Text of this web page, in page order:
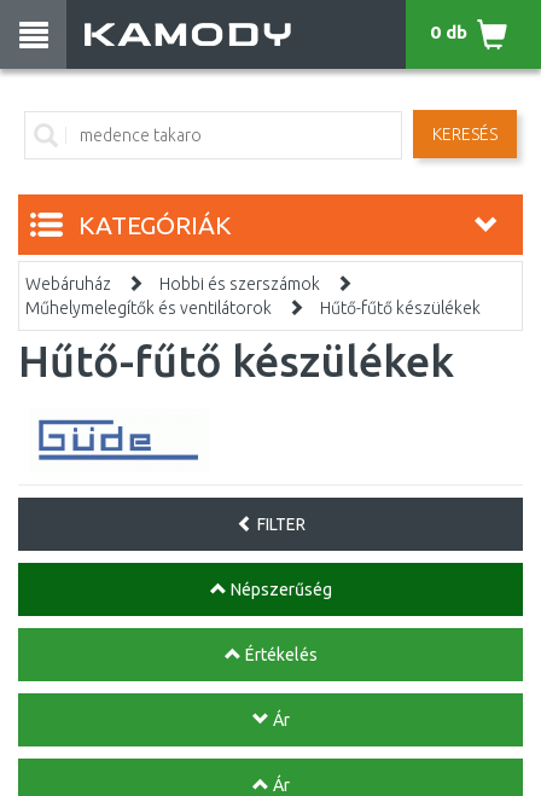
KERESÉS
0 db
KATEGÓRIÁK
Webáruház
Hobbi és szerszámok
Műhelymelegítők és ventilátorok
Hűtő-fűtő készülékek
Hűtő-fűtő készülékek
FILTER
Népszerűség
Értékelés
Ár
Ár